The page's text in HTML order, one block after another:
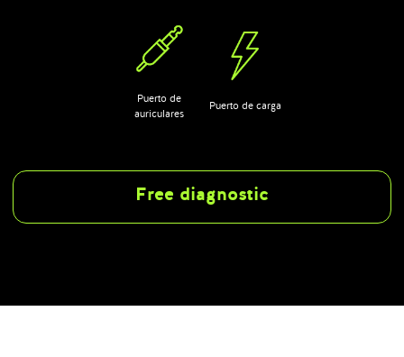
Puerto de
auriculares
Puerto de carga
Free diagnostic